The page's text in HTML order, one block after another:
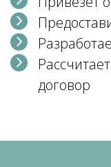
договор